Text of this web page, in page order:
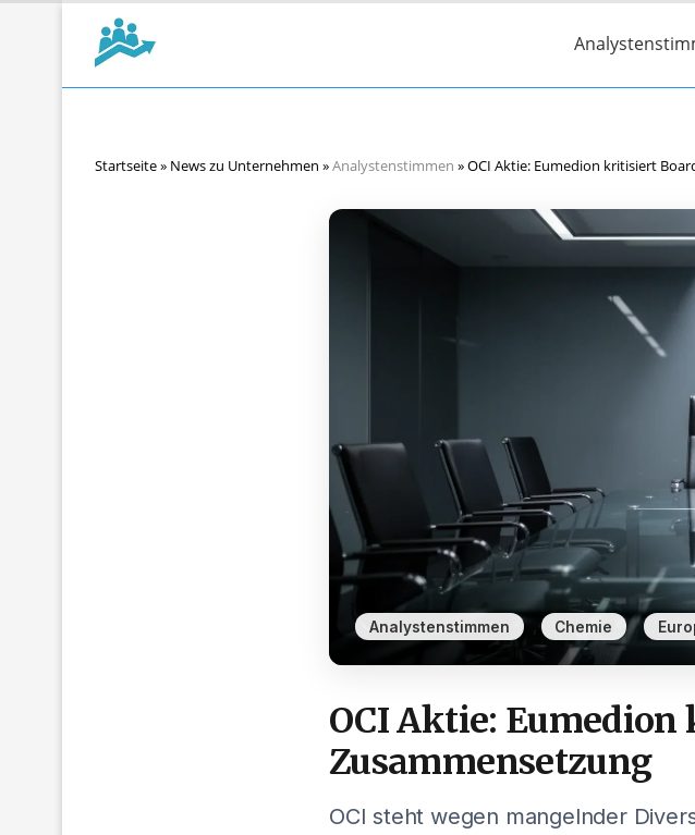
Startseite» News zu Unternehmen »Analystenstimmen »OCI Aktie: Eumedion kritisiert
Analystenstimmen Chemie ,
OCI Aktie:
Zusammensetzung
OCI steht wegen mangelnder